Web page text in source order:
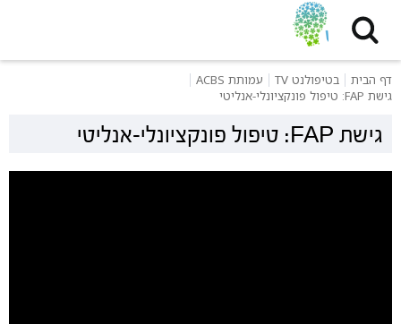
דף הבית בטיפולנט TV
עמותת ACBS
גישת FAP: טיפול פונקציונלי-אנליטי
גישת FAP: טיפול פונקציונלי-אנליטי